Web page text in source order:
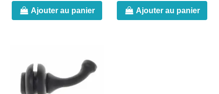
Ajouter au panier Ajouter au panier